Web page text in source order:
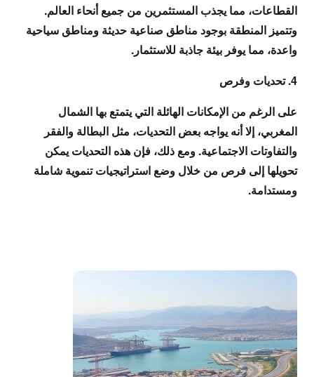
القطاعات، مما يجذب المستثمرين من جميع أنحاء العالم.
وتتميز المنطقة بوجود مناطق صناعية حديثة ومناطق سياحية
واعدة، مما يوفر بيئة جاذبة للاستثمار.
4. تحديات وفرص
على الرغم من الإمكانات الهائلة التي يتمتع بها الشمال
المغربي، إلا أنه يواجه بعض التحديات، مثل البطالة والفقر
والتفاوتات الاجتماعية. ومع ذلك، فإن هذه التحديات يمكن
تحويلها إلى فرص من خلال وضع استراتيجيات تنموية شاملة
ومستدامة.